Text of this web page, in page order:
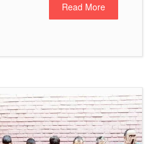
Read More